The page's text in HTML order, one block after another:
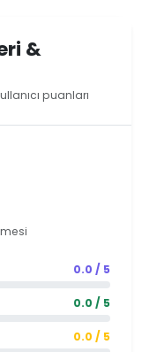
&
puanları
0.0 / 5
0.0 / 5
0.0 / 5